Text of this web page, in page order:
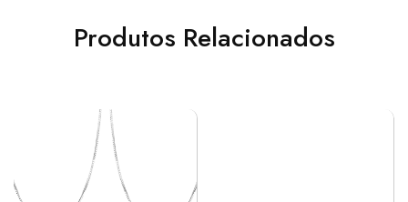
Produtos Relacionados